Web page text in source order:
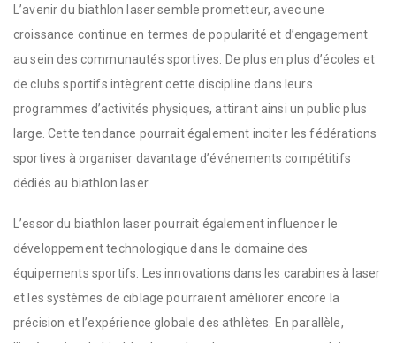
L’avenir du biathlon laser semble prometteur, avec une
croissance continue en termes de popularité et d’engagement
au sein des communautés sportives. De plus en plus d’écoles et
de clubs sportifs intègrent cette discipline dans leurs
programmes d’activités physiques, attirant ainsi un public plus
large. Cette tendance pourrait également inciter les fédérations
sportives à organiser davantage d’événements compétitifs
dédiés au biathlon laser.
L’essor du biathlon laser pourrait également influencer le
développement technologique dans le domaine des
équipements sportifs. Les innovations dans les carabines à laser
et les systèmes de ciblage pourraient améliorer encore la
précision et l’expérience globale des athlètes. En parallèle,